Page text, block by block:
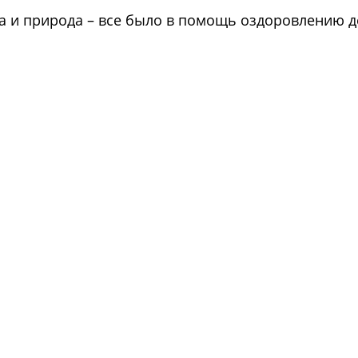
и природа – все было в помощь оздоровлению